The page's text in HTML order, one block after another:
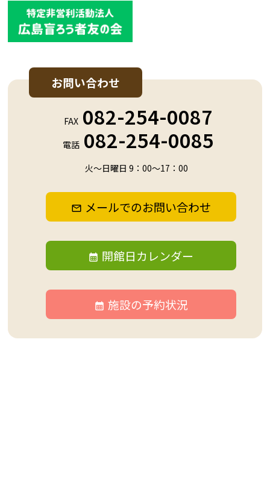
お問い合わせ
FAX 082-254-0087
電話 082-254-0085
火～日曜日 9：00～17：00
メールでのお問い合わせ
開館日カレンダー
施設の予約状況